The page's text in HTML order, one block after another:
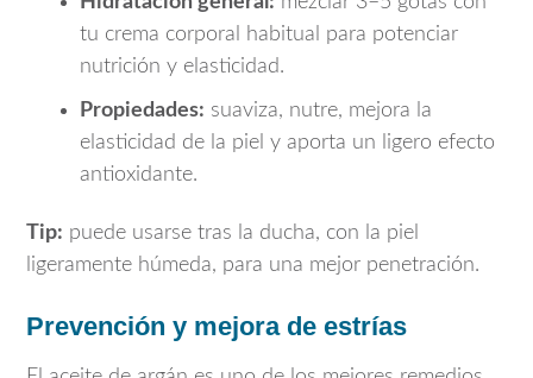
tu crema corporal habitual para potenciar
nutrición y elasticidad.
Propiedades: suaviza, nutre, mejora la
elasticidad de la piel y aporta un ligero efecto
antioxidante.
Tip: puede usarse tras la ducha, con la piel
ligeramente húmeda, para una mejor penetración.
Prevención y mejora de estrías